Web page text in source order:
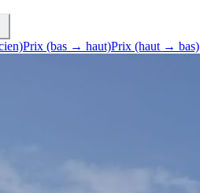
Prix (bas → haut)Prix (haut → bas)